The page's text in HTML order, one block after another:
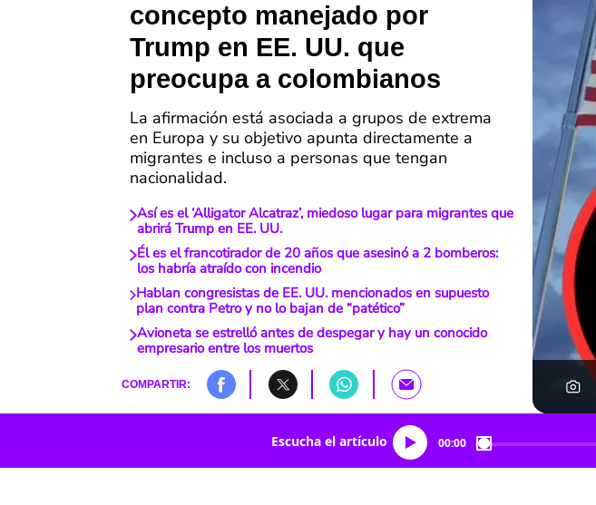
concepto manejado por
Trump en EE. UU. que
preocupa a colombianos
La afirmación está asociada a grupos de extrema
en Europa y su objetivo apunta directamente a
migrantes e incluso a personas que tengan
nacionalidad.
Así es el ‘Alligator Alcatraz’, miedoso lugar para migrantes que
abrirá Trump en EE. UU.
Él es el francotirador de 20 años que asesinó a 2 bomberos:
los habría atraído con incendio
Hablan congresistas de EE. UU. mencionados en supuesto
plan contra Petro y no lo bajan de “patético”
Avioneta se estrelló antes de despegar y hay un conocido
empresario entre los muertos
COMPARTIR:
Escucha el artículo 00:00